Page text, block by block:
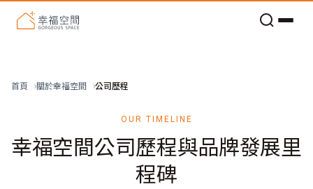
首頁 關於幸福空間 公司歷程
OUR TIMELINE
幸福空間公司歷程與品牌發展里
程碑